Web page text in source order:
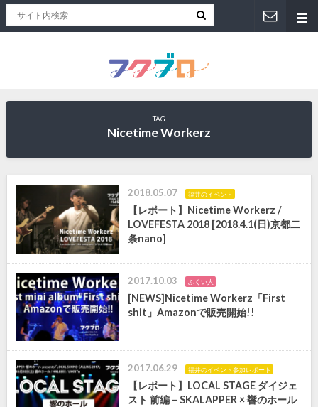
TAG
Nicetime Workerz
2018.05.07 福井のイベント
【レポート】Nicetime Workerz /
LOVEFESTA 2018 [2018.4.1(日)京都二
条nano]
2017.10.03 ふくい人
[NEWS]Nicetime Workerz「First
shit」Amazonで販売開始!!
2017.06.29 福井のイベント参加レポート
【レポート】LOCAL STAGE ダイジェ
スト 前編 – SKALAPPER × 響のホール